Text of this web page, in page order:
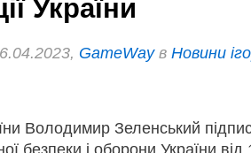
України
GameWayв Новини
Володимир Зеленський